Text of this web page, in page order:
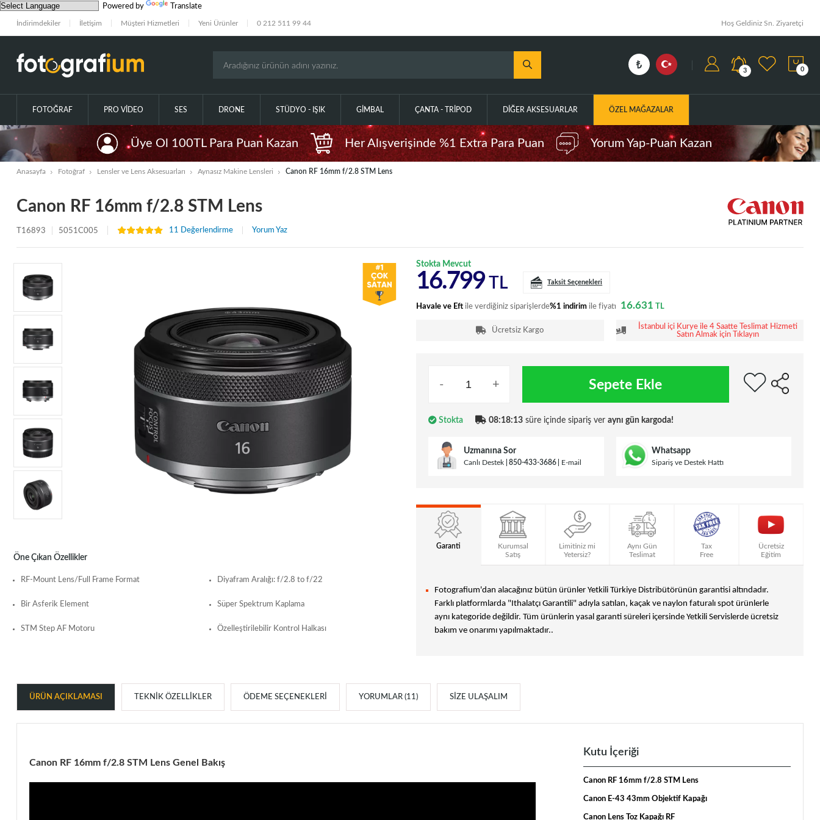
Powered by Translate
İndirimdekiler İletişim Müşteri Hizmetleri Yeni Ürünler 0 212 511 99 44 Hoş Geldiniz Sn. Ziyaretçi
3 0
FOTOĞRAF PRO VIDEO SES DRONE STÜDYO - IŞIK GIMBAL ÇANTA - TRIPOD DIĞER AKSESUARLAR ÖZEL MAĞAZALAR
Üye Ol 100TL Para Puan Kazan Her Alışverişinde %1 Extra Para Puan Yorum Yap-Puan Kazan
Anasayfa Fotoğraf Lensler ve Lens Aksesuarları Aynasız Makine Lensleri Canon RF 16mm f/2.8 STM Lens
Canon RF 16mm f/2.8 STM Lens
T16893 5051C005 11 Değerlendirme Yorum Yaz
Öne Çıkan Özellikler
RF-Mount Lens/Full Frame Format Diyafram Aralığı: f/2.8 to f/22
Bir Asferik Element Süper Spektrum Kaplama
STM Step AF Motoru Özelleştirilebilir Kontrol Halkası
Stokta Mevcut
16.799 TL Taksit Seçenekleri
Havale ve Eft ile verdiğiniz siparişlerde%1 indirim ile fiyatı 16.631 TL
Ücretsiz Kargo
İstanbul içi Kurye ile 4 Saatte Teslimat Hizmeti
Satın Almak için Tıklayın
- + Sepete Ekle
Stokta 08:18:12 süre içinde sipariş ver aynı gün kargoda!
Uzmanına Sor
Canlı Destek 850-433-3686 E-mail
Whatsapp
Sipariş ve Destek Hattı
Garanti
Kurumsal
Satış
Limitiniz mi
Yetersiz?
Aynı Gün
Teslimat
Tax
Free
Ücretsiz
Eğitim
Fotografium'dan alacağınız bütün ürünler Yetkili Türkiye Distribütörünün garantisi altındadır.
Farklı platformlarda "Ithalatçı Garantili" adıyla satılan, kaçak ve naylon faturalı spot ürünlerle
aynı kategoride değildir. Tüm ürünlerin yasal garanti süreleri içersinde Yetkili Servislerde ücretsiz
bakım ve onarımı yapılmaktadır..
ÜRÜN AÇIKLAMASI TEKNIK ÖZELLIKLER ÖDEME SEÇENEKLERI YORUMLAR (11) SIZE ULAŞALIM
Canon RF 16mm f/2.8 STM Lens Genel Bakış
Kutu İçeriği
Canon RF 16mm f/2.8 STM Lens
Canon E-43 43mm Objektif Kapağı
Canon Lens Toz Kapağı RF